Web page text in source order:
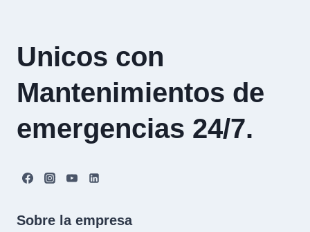
Unicos con
Mantenimientos de
emergencias 24/7.
Sobre la empresa